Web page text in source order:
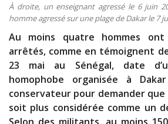
À droite, un enseignant agressé le 6 juin
homme agressé sur une plage de Dakar le 7
Au moins quatre hommes
arrêtés, comme en témoignent
23 mai au Sénégal, date
homophobe organisée à
conservateur pour demander que
soit plus considérée comme un